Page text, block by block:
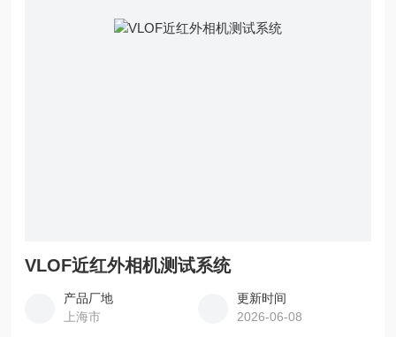
VLOF近红外相机测试系统
产品厂地
上海市
更新时间
2026-06-08